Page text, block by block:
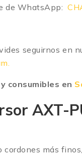
de WhatsApp:
seguirnos en
consumibles en
AXT-
cordones más